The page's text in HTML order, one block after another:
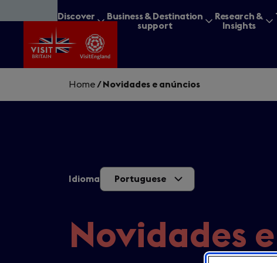
to
content
Discover
Business & Destination
support
Research &
Insights
Home /Novidades e anúncios
Idioma Portuguese
Novidades